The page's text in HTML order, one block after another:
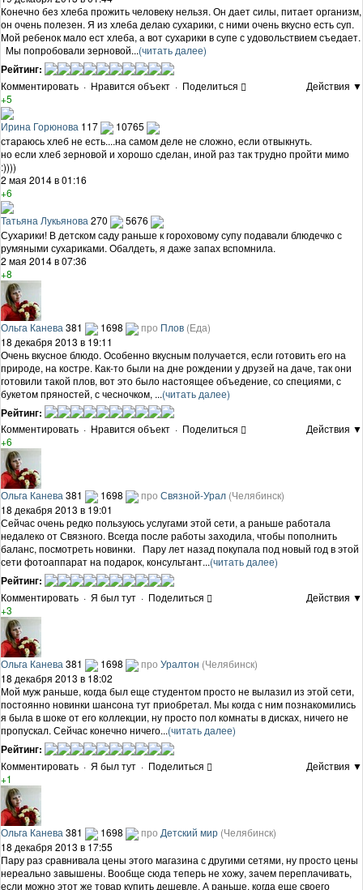
Конечно без хлеба прожить человеку нельзя. Он дает силы, питает организм,
он очень полезен. Я из хлеба делаю сухарики, с ними очень вкусно есть суп.
Мой ребенок мало ест хлеба, а вот сухарики в супе с удовольствием съедает.
Мы попробовали зерновой...(читать далее)
Рейтинг:
Комментировать · Нравится объект · Поделиться
Действия ▼
+5
Ирина Горюнова 117
10765
стараюсь хлеб не есть....на самом деле не сложно, если отвыкнуть.
но если хлеб зерновой и хорошо сделан, иной раз так трудно пройти мимо
:))))
2 мая 2014 в 01:16
+6
Татьяна Лукьянова 270
5676
Сухарики! В детском саду раньше к гороховому супу подавали блюдечко с
румяными сухариками. Обалдеть, я даже запах вспомнила.
2 мая 2014 в 07:36
+8
Ольга Канева 381 1698 про Плов (Еда)
18 декабря 2013 в 19:11
Очень вкусное блюдо. Особенно вкусным получается, если готовить его на
природе, на костре. Как-то были на дне рождении у друзей на даче, так они
готовили такой плов, вот это было настоящее объедение, со специями, с
букетом пряностей, с чесночком, ...(читать далее)
Рейтинг:
Комментировать · Нравится объект · Поделиться
Действия ▼
+6
Ольга Канева 381 1698 про Связной-Урал (Челябинск)
18 декабря 2013 в 19:01
Сейчас очень редко пользуюсь услугами этой сети, а раньше работала
недалеко от Связного. Всегда после работы заходила, чтобы пополнить
баланс, посмотреть новинки. Пару лет назад покупала под новый год в этой
сети фотоаппарат на подарок, консультант...(читать далее)
Рейтинг:
Комментировать · Я был тут · Поделиться
Действия ▼
+3
Ольга Канева 381 1698 про Уралтон (Челябинск)
18 декабря 2013 в 18:02
Мой муж раньше, когда был еще студентом просто не вылазил из этой сети,
постоянно новинки шансона тут приобретал. Мы когда с ним познакомились
я была в шоке от его коллекции, ну просто пол комнаты в дисках, ничего не
пропускал. Сейчас конечно ничего...(читать далее)
Рейтинг:
Комментировать · Я был тут · Поделиться
Действия ▼
+1
Ольга Канева 381 1698 про Детский мир (Челябинск)
18 декабря 2013 в 17:55
Пару раз сравнивала цены этого магазина с другими сетями, ну просто цены
нереально завышены. Вообще сюда теперь не хожу, зачем переплачивать,
если можно этот же товар купить дешевле. А раньше, когда еще своего